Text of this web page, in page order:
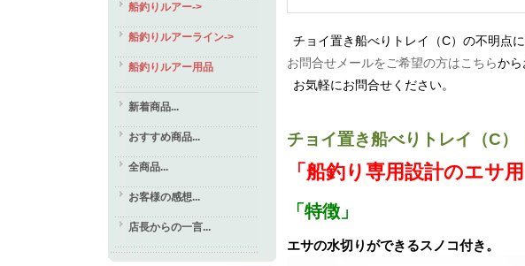
船釣りルアー->
船釣りルアーライン->
船釣りルアー用品
新着商品...
おすすめ商品...
全商品...
お客様の感想...
店長からの一言...
チョイ置き船べりトレイ（C）の不明点
お問合せメールをご希望の方はこちらから
お気軽にお問合せください。
チョイ置き船べりトレイ（C
「船釣り専用設計のエサ
「特徴」
エサの水切りができるスノコ付き。